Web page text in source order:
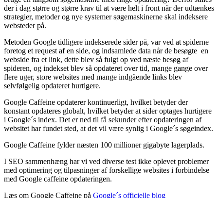
der i dag større og større krav til at være helt i front når der udtænkes
strategier, metoder og nye systemer søgemaskinerne skal indeksere
websteder på.
Metoden Google tidligere indekserede sider på, var ved at spiderne
foretog et request af en side, og indsamlede data når de besøgte en
webside fra et link, dette blev så fulgt op ved næste besøg af
spideren, og indekset blev så opdateret over tid, mange gange over
flere uger, store websites med mange indgående links blev
selvfølgelig opdateret hurtigere.
Google Caffeine opdaterer kontinuerligt, hvilket betyder der
konstant opdateres globalt, hvilket betyder at sider optages hurtigere
i Google´s index. Det er ned til få sekunder efter opdateringen af
websitet har fundet sted, at det vil være synlig i Google´s søgeindex.
Google Caffeine fylder næsten 100 millioner gigabyte lagerplads.
I SEO sammenhæng har vi ved diverse test ikke oplevet problemer
med optimering og tilpasninger af forskellige websites i forbindelse
med Google caffeine opdateringen.
Læs om Google Caffeine på Google´s officielle blog